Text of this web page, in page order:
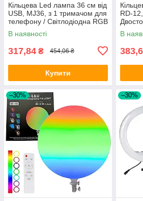
Кільцева Led лампа 36 см від
USB, MJ36, з 1 тримачом для
телефону / Світлодіодна RGB
лампа для селфі
В наявності
317,84 ₴ 454,06 ₴
Купити
RD-
лампа
В
–30% –30%